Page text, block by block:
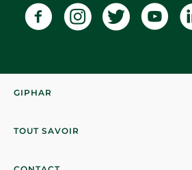
GIPHAR
TOUT SAVOIR